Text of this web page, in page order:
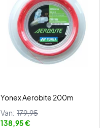
Yonex Aerobite 200m
Van: 179,95
138,95 €